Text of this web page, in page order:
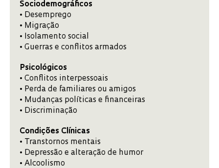
Sociodemográficos
• Desemprego
• Migração
• Isolamento social
• Guerras e conflitos armados
Psicológicos
• Conflitos interpessoais
• Perda de familiares ou amigos
• Mudanças políticas e financeiras
• Discriminação
Condições Clínicas
• Transtornos mentais
• Depressão e alteração de humor
• Alcoolismo